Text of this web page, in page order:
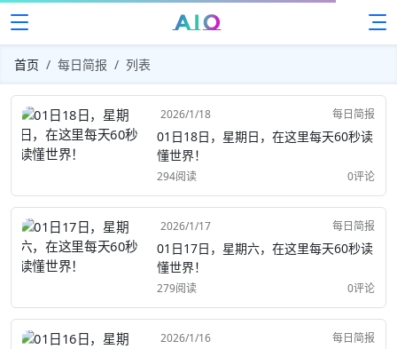
首页 每日简报 列表
2026/1/18 每日简报
01日18日，星期日，在这里每天60秒读
懂世界！
294阅读 0评论
2026/1/17 每日简报
01日17日，星期六，在这里每天60秒读
懂世界！
279阅读 0评论
2026/1/16 每日简报